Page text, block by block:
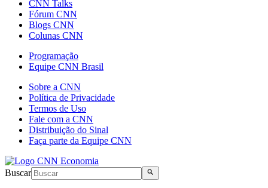
CNN Talks
Fórum CNN
Blogs CNN
Colunas CNN
Programação
Equipe CNN Brasil
Sobre a CNN
Política de Privacidade
Termos de Uso
Fale com a CNN
Distribuição do Sinal
Faça parte da Equipe CNN
Buscar